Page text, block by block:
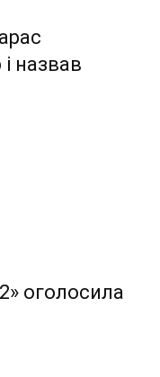
назвав
оголосила